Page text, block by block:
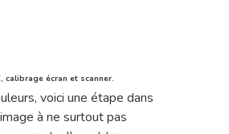
calibrage écran et scanner.
voici une étape dans
à ne surtout pas
Papier Exceptionnel
Papier HDEF –
Reproduction